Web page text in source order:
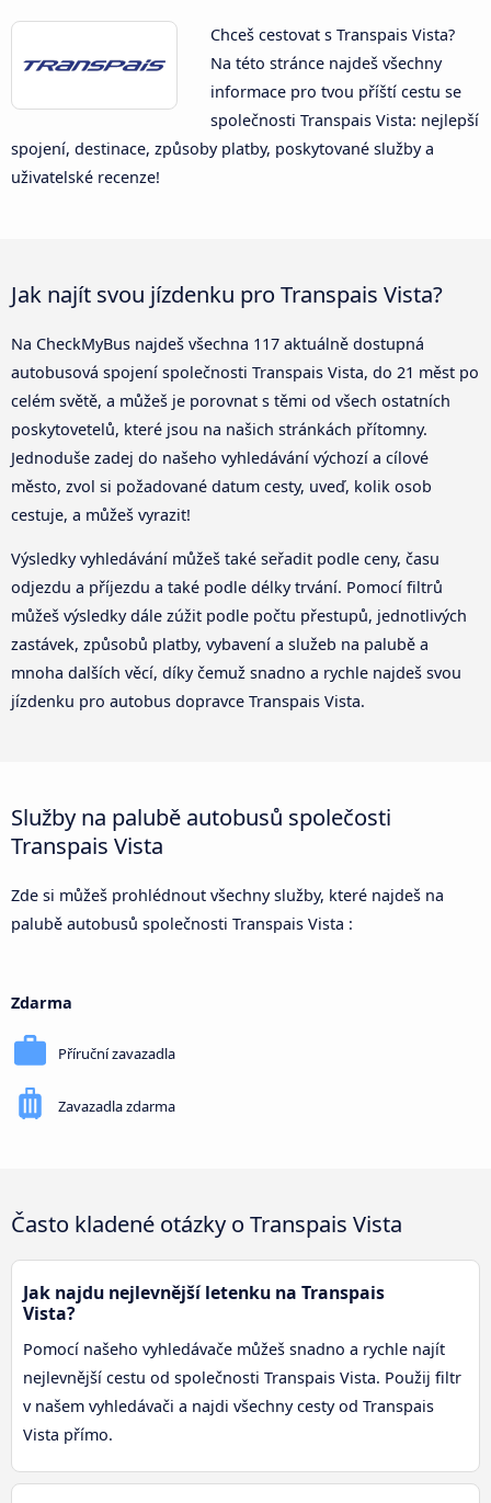
Chceš cestovat s Transpais Vista?
Na této stránce najdeš všechny
informace pro tvou příští cestu se
společnosti Transpais Vista: nejlepší
spojení, destinace, způsoby platby, poskytované služby a
uživatelské recenze!
Jak najít svou jízdenku pro Transpais Vista?
Na CheckMyBus najdeš všechna 117 aktuálně dostupná
autobusová spojení společnosti Transpais Vista, do 21 měst po
celém světě, a můžeš je porovnat s těmi od všech ostatních
poskytovetelů, které jsou na našich stránkách přítomny.
Jednoduše zadej do našeho vyhledávání výchozí a cílové
město, zvol si požadované datum cesty, uveď, kolik osob
cestuje, a můžeš vyrazit!
Výsledky vyhledávání můžeš také seřadit podle ceny, času
odjezdu a příjezdu a také podle délky trvání. Pomocí filtrů
můžeš výsledky dále zúžit podle počtu přestupů, jednotlivých
zastávek, způsobů platby, vybavení a služeb na palubě a
mnoha dalších věcí, díky čemuž snadno a rychle najdeš svou
jízdenku pro autobus dopravce Transpais Vista.
Služby na palubě autobusů společosti
Transpais Vista
Zde si můžeš prohlédnout všechny služby, které najdeš na
palubě autobusů společnosti Transpais Vista :
Zdarma
Příruční zavazadla
Zavazadla zdarma
Často kladené otázky o Transpais Vista
Jak najdu nejlevnější letenku na Transpais
Vista?
Pomocí našeho vyhledávače můžeš snadno a rychle najít
nejlevnější cestu od společnosti Transpais Vista. Použij filtr
v našem vyhledávači a najdi všechny cesty od Transpais
Vista přímo.